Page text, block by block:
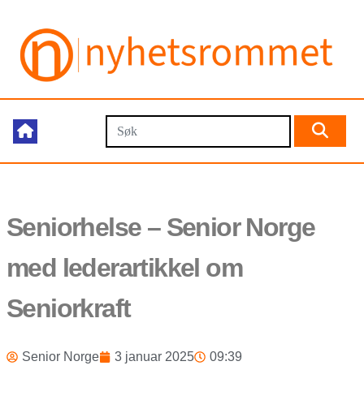
Seniorhelse – Senior Norge
med lederartikkel om
Seniorkraft
Senior Norge 3 januar 2025 09:39